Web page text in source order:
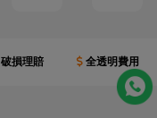
破損理賠 全透明費用